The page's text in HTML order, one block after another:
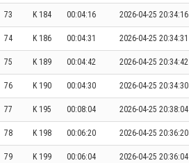
73 K 184 00:04:16 2026-04-25 20:34:16
74 K 186 00:04:31 2026-04-25 20:34:31
75 K 189 00:04:42 2026-04-25 20:34:42
76 K 190 00:04:30 2026-04-25 20:34:30
77 K 195 00:08:04 2026-04-25 20:38:04
78 K 198 00:06:20 2026-04-25 20:36:20
79 K 199 00:06:04 2026-04-25 20:36:04